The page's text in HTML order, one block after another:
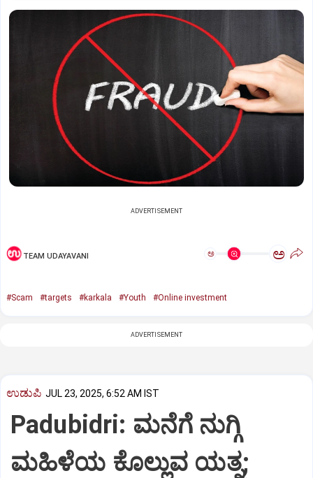
ADVERTISEMENT
TEAM UDAYAVANI ಅ ಅ
#Scam #targets #karkala #Youth #Online investment
ADVERTISEMENT
ಉಡುಪಿ JUL 23, 2025, 6:52 AM IST
Padubidri: ಮನೆಗೆ ನುಗ್ಗಿ
ಮಹಿಳೆಯ ಕೊಲ್ಲುವ ಯತ್ನ;